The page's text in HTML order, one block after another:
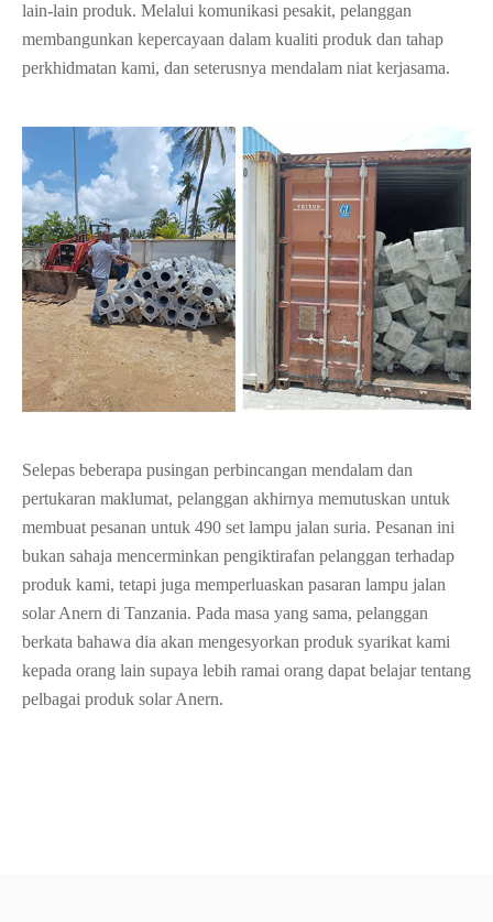
lain-lain produk. Melalui komunikasi pesakit, pelanggan
membangunkan kepercayaan dalam kualiti produk dan tahap
perkhidmatan kami, dan seterusnya mendalam niat kerjasama.
Selepas beberapa pusingan perbincangan mendalam dan
pertukaran maklumat, pelanggan akhirnya memutuskan untuk
membuat pesanan untuk 490 set lampu jalan suria. Pesanan ini
bukan sahaja mencerminkan pengiktirafan pelanggan terhadap
produk kami, tetapi juga memperluaskan pasaran lampu jalan
solar Anern di Tanzania. Pada masa yang sama, pelanggan
berkata bahawa dia akan mengesyorkan produk syarikat kami
kepada orang lain supaya lebih ramai orang dapat belajar tentang
pelbagai produk solar Anern.